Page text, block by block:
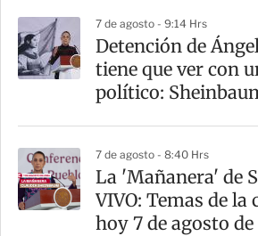
7 de agosto - 9:14 Hrs
Detención de
tiene que ver con
político:
7 de agosto - 8:40 Hrs
La 'Mañanera' de
VIVO: Temas de la
hoy 7 de agosto